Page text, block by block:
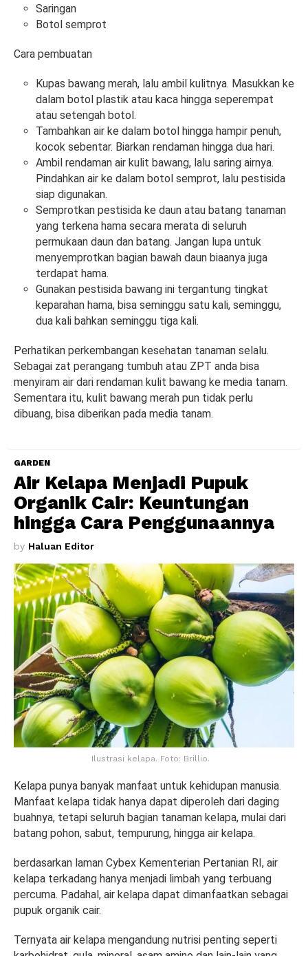
Saringan
Botol semprot
Cara pembuatan
Kupas bawang merah, lalu ambil kulitnya. Masukkan ke
dalam botol plastik atau kaca hingga seperempat
atau setengah botol.
Tambahkan air ke dalam botol hingga hampir penuh,
kocok sebentar. Biarkan rendaman hingga dua hari.
Ambil rendaman air kulit bawang, lalu saring airnya.
Pindahkan air ke dalam botol semprot, lalu pestisida
siap digunakan.
Semprotkan pestisida ke daun atau batang tanaman
yang terkena hama secara merata di seluruh
permukaan daun dan batang. Jangan lupa untuk
menyemprotkan bagian bawah daun biaanya juga
terdapat hama.
Gunakan pestisida bawang ini tergantung tingkat
keparahan hama, bisa seminggu satu kali, seminggu,
dua kali bahkan seminggu tiga kali.
Perhatikan perkembangan kesehatan tanaman selalu.
Sebagai zat perangang tumbuh atau ZPT anda bisa
menyiram air dari rendaman kulit bawang ke media tanam.
Sementara itu, kulit bawang merah pun tidak perlu
dibuang, bisa diberikan pada media tanam.
GARDEN
Air Kelapa Menjadi Pupuk
Organik Cair: Keuntungan
hingga Cara Penggunaannya
by Haluan Editor
Ilustrasi kelapa. Foto: Brillio.
Kelapa punya banyak manfaat untuk kehidupan manusia.
Manfaat kelapa tidak hanya dapat diperoleh dari daging
buahnya, tetapi seluruh bagian tanaman kelapa, mulai dari
batang pohon, sabut, tempurung, hingga air kelapa.
berdasarkan laman Cybex Kementerian Pertanian RI, air
kelapa terkadang hanya menjadi limbah yang terbuang
percuma. Padahal, air kelapa dapat dimanfaatkan sebagai
pupuk organik cair.
Ternyata air kelapa mengandung nutrisi penting seperti